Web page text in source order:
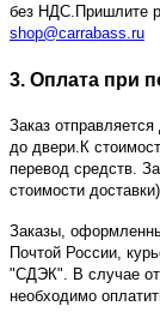
без НДС.Пришлите
shop@carrabass.ru
3. Оплата при
Заказ
до двери.К
перевод средств.
стоимости
Заказы,
Почтой России,
"СДЭК". В случае
необходимо